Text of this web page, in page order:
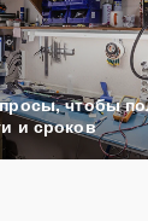
чтобы
и сроков